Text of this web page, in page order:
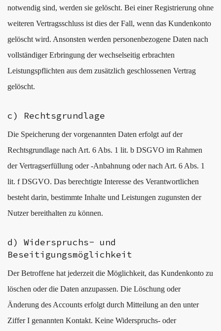
notwendig sind, werden sie gelöscht. Bei einer Registrierung ohne
weiteren Vertragsschluss ist dies der Fall, wenn das Kundenkonto
gelöscht wird. Ansonsten werden personenbezogene Daten nach
vollständiger Erbringung der wechselseitig erbrachten
Leistungspflichten aus dem zusätzlich geschlossenen Vertrag
gelöscht.
c) Rechtsgrundlage
Die Speicherung der vorgenannten Daten erfolgt auf der
Rechtsgrundlage nach Art. 6 Abs. 1 lit. b DSGVO im Rahmen
der Vertragserfüllung oder -Anbahnung oder nach Art. 6 Abs. 1
lit. f DSGVO. Das berechtigte Interesse des Verantwortlichen
besteht darin, bestimmte Inhalte und Leistungen zugunsten der
Nutzer bereithalten zu können.
d) Widerspruchs- und
Beseitigungsmöglichkeit
Der Betroffene hat jederzeit die Möglichkeit, das Kundenkonto zu
löschen oder die Daten anzupassen. Die Löschung oder
Änderung des Accounts erfolgt durch Mitteilung an den unter
Ziffer I genannten Kontakt. Keine Widerspruchs- oder